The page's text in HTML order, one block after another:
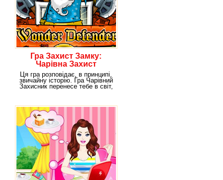
Гра Захист Замку:
Чарівна Захист
Ця гра розповідає, в принципі,
звичайну історію. Гра Чарівний
Захисник перенесе тебе в світ,